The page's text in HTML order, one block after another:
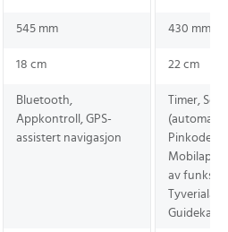
545 mm 430 mm
18 cm 22 cm
Bluetooth,
Appkontroll, GPS-
assistert navigasjon
Timer,
Pinkode,
Mobilapp
av
Guidekabel